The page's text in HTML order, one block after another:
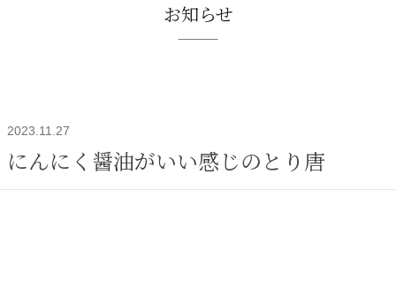
お知らせ
2023.11.27
にんにく醤油がいい感じのとり唐